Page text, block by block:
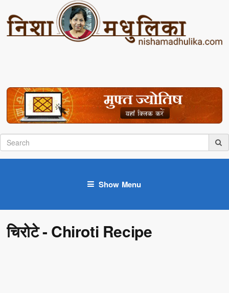
Show Menu
चिरोटे - Chiroti Recipe